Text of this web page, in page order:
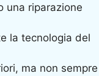
una riparazione
la tecnologia del
ma non sempre